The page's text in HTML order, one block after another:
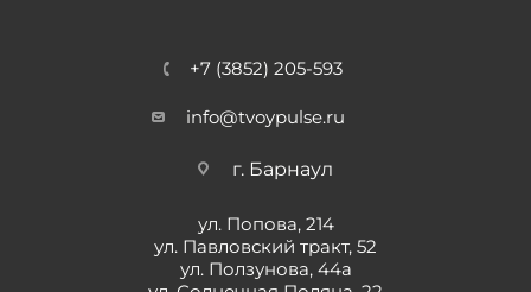
+7 (3852) 205-593
info@tvoypulse.ru
г. Барнаул
ул. Попова, 214
ул. Павловский тракт, 52
ул. Ползунова, 44а